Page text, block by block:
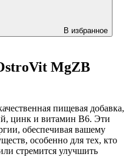
В избранное
MgZB
пищевая добавка,
цинк и витамин B6. Эти
обеспечивая вашему
особенно для тех, кто
стремится улучшить